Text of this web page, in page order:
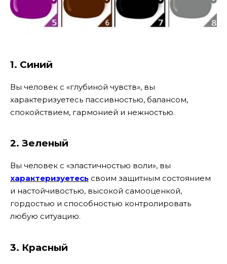
1. Синий
Вы человек с «глубиной чувств», вы
характеризуетесь пассивностью, балансом,
спокойствием, гармонией и нежностью.
2. Зеленый
Вы человек с «эластичностью воли», вы
характеризуетесь своим защитным состоянием
и настойчивостью, высокой самооценкой,
гордостью и способностью контролировать
любую ситуацию.
3. Красный